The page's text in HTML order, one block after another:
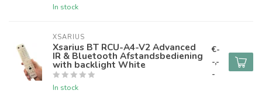
In stock
XSARIUS
Xsarius BT RCU-A4-V2 Advanced
IR & Bluetooth Afstandsbediening
with backlight White
In stock
€-
-,-
-